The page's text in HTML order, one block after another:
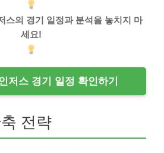
스의 경기 일정과 분석을 놓치지 마
세요!
저스 경기 일정 확인하기
전략